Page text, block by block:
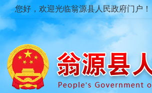
您好，欢迎光临翁源县人民政府门户！